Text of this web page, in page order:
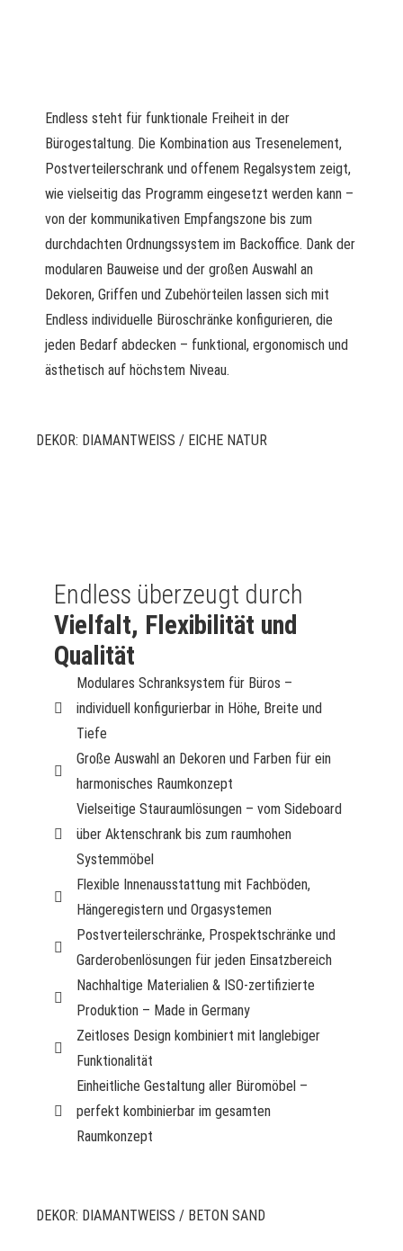
Endless steht für funktionale Freiheit in der
Bürogestaltung. Die Kombination aus Tresenelement,
Postverteilerschrank und offenem Regalsystem zeigt,
wie vielseitig das Programm eingesetzt werden kann –
von der kommunikativen Empfangszone bis zum
durchdachten Ordnungssystem im Backoffice. Dank der
modularen Bauweise und der großen Auswahl an
Dekoren, Griffen und Zubehörteilen lassen sich mit
Endless individuelle Büroschränke konfigurieren, die
jeden Bedarf abdecken – funktional, ergonomisch und
ästhetisch auf höchstem Niveau.
DEKOR: DIAMANTWEISS / EICHE NATUR
Endless überzeugt durch
Vielfalt, Flexibilität und
Qualität
Modulares Schranksystem für Büros –
individuell konfigurierbar in Höhe, Breite und
Tiefe
Große Auswahl an Dekoren und Farben für ein
harmonisches Raumkonzept
Vielseitige Stauraumlösungen – vom Sideboard
über Aktenschrank bis zum raumhohen
Systemmöbel
Flexible Innenausstattung mit Fachböden,
Hängeregistern und Orgasystemen
Postverteilerschränke, Prospektschränke und
Garderobenlösungen für jeden Einsatzbereich
Nachhaltige Materialien & ISO-zertifizierte
Produktion – Made in Germany
Zeitloses Design kombiniert mit langlebiger
Funktionalität
Einheitliche Gestaltung aller Büromöbel –
perfekt kombinierbar im gesamten
Raumkonzept
DEKOR: DIAMANTWEISS / BETON SAND